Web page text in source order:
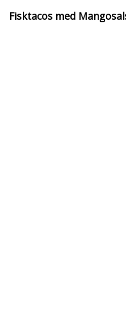
Fisktacos med